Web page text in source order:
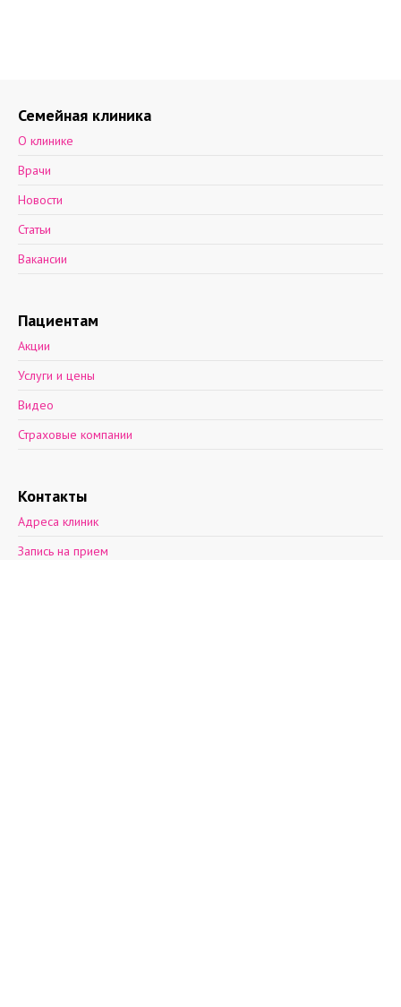
Семейная клиника
О клинике
Врачи
Новости
Статьи
Вакансии
Пациентам
Акции
Услуги и цены
Видео
Страховые компании
Контакты
Адреса клиник
Запись на прием